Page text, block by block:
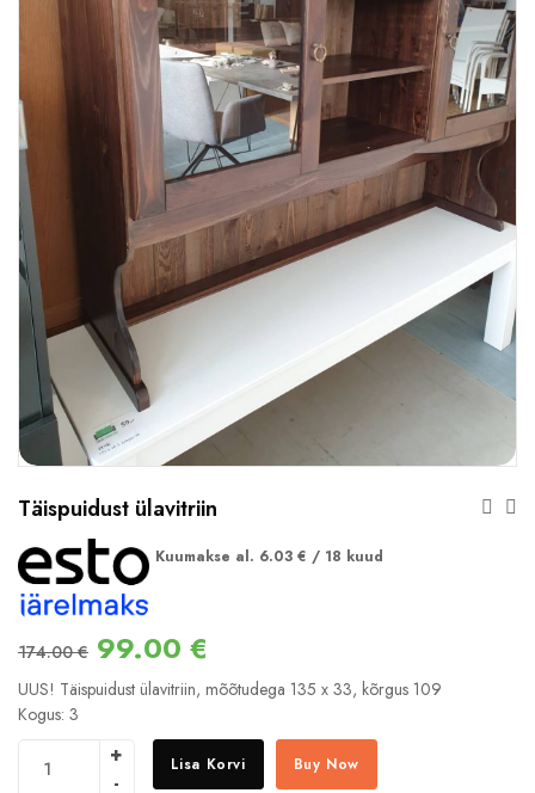
Täispuidust ülavitriin
Kuumakse al. 6.03 € / 18 kuud
174.00€ 99.00 €
UUS! Täispuidust ülavitriin, mõõtudega 135 x 33, kõrgus 109
Kogus: 3
Lisa Korvi Buy Now